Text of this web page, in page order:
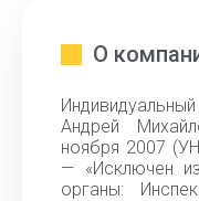
О
Андрей
ноября 2007
— «Исключен
органы: